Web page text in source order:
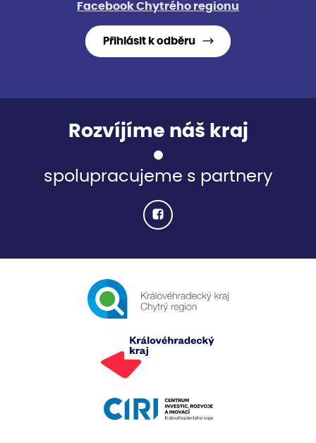
Facebook Chytrého regionu
Přihlásit k odběru
Rozvíjíme náš kraj
spolupracujeme s partnery